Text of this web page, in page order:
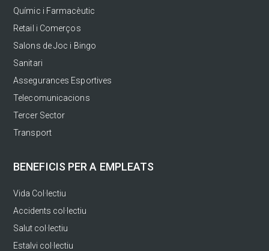
Químic i Farmacèutic
Retail i Comerços
Salons de Joc i Bingo
Sanitari
Assegurances Esportives
Telecomunicacions
Tercer Sector
Transport
BENEFICIS PER A EMPLEATS
Vida Col·lectiu
Accidents col·lectiu
Salut col·lectiu
Estalvi col·lectiu